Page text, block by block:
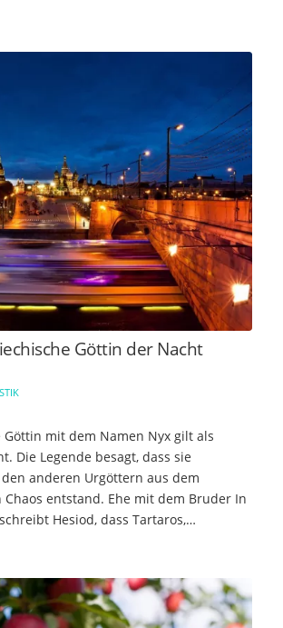
Göttin der Nacht
Göttin mit dem Namen Nyx gilt als
Die Legende besagt, dass sie
anderen Urgöttern aus dem
entstand. Ehe mit dem Bruder In
Hesiod, dass Tartaros,…